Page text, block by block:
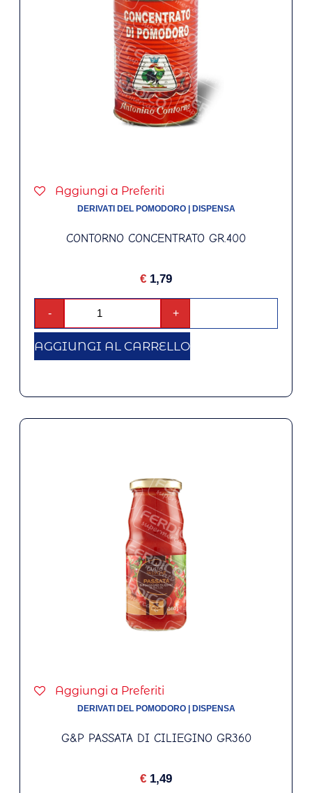
Aggiungi a Preferiti
DERIVATI DEL POMODORO| DISPENSA
CONTORNO CONCENTRATO GR.400
€ 1,79
- +
AGGIUNGI AL CARRELLO
Aggiungi a Preferiti
DERIVATI DEL POMODORO| DISPENSA
G&P PASSATA DI CILIEGINO GR360
€ 1,49